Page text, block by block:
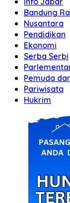
Bandung
Nusantara
Pendidikan
Ekonomi
Serba Serbi
Pemuda
Pariwisata
Hukrim